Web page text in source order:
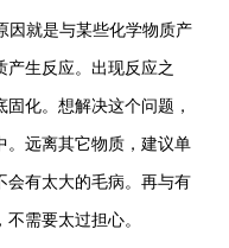
因就是与某些化学物质产
产生反应。出现反应之
化。想解决这个问题，
。远离其它物质，建议单
会有太大的毛病。再与有
需要太过担心。